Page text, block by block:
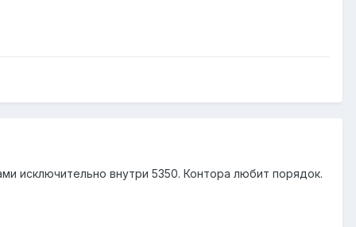
исключительно внутри 5350. Контора любит порядок.